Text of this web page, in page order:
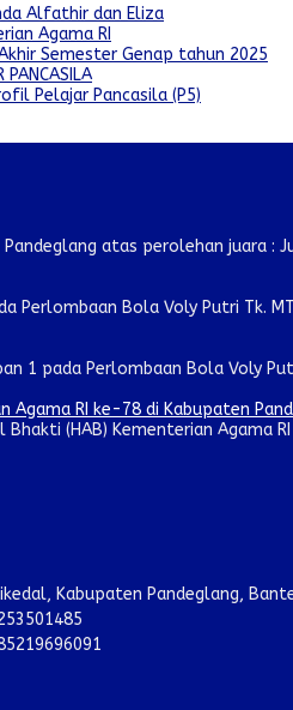
Alfathir dan Eliza
Agama RI
Semester Genap tahun 2025
PANCASILA
Pelajar Pancasila (P5)
atas perolehan juara :
Perlombaan Bola Voly Putri Tk.
1 pada Perlombaan Bola Voly
Agama RI ke-78 di Kabupaten
(HAB) Kementerian Agama
Kabupaten Pandeglang,